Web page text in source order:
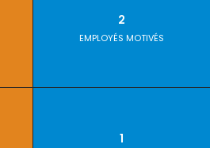
2
EMPLOYÉS MOTIVÉS
1